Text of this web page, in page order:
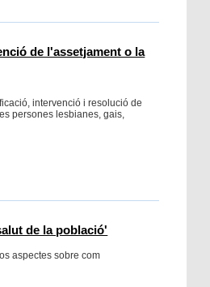
de l'assetjament o la
intervenció i resolució de
persones lesbianes, gais,
de la població'
aspectes sobre com